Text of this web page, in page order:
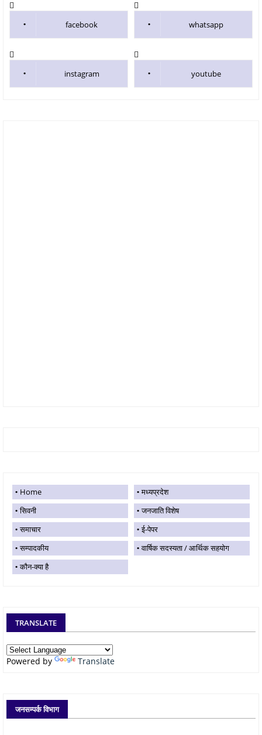
facebook whatsapp
instagram youtube
Home
मध्यप्रदेश
सिवनी
जनजाति विशेष
समाचार
ई-पेपर
सम्पादकीय
वार्षिक सदस्यता / आर्थिक सहयोग
कौन-क्या है
TRANSLATE
Powered by Translate
जनसम्पर्क विभाग